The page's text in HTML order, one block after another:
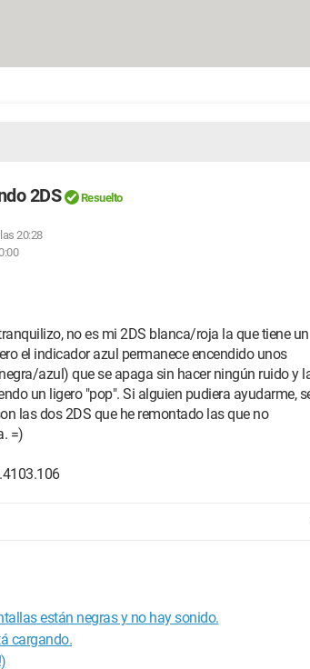
2DS Resuelto
20:28
no es mi 2DS blanca/roja la que tiene un
el indicador azul permanece encendido unos
azul) que se apaga sin hacer ningún ruido y
un ligero "pop". Si alguien pudiera ayudarme,
las dos 2DS que he remontado las que no
=)
están negras y no hay sonido.
cargando.